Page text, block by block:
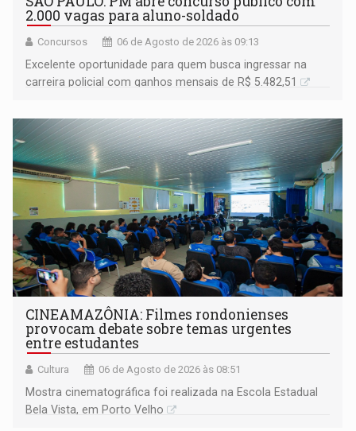
2.000 vagas para aluno-soldado
Concursos 06 de Agosto de 2026 às 09:13
Excelente oportunidade para quem busca ingressar na
carreira policial com ganhos mensais de R$ 5.482,51
CINEAMAZÔNIA: Filmes rondonienses
provocam debate sobre temas urgentes
entre estudantes
Cultura 06 de Agosto de 2026 às 08:51
Mostra cinematográfica foi realizada na Escola Estadual
Bela Vista, em Porto Velho